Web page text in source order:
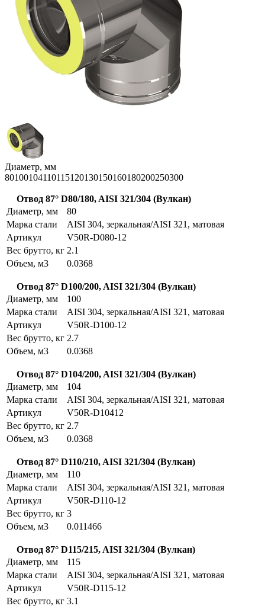
Диаметр, мм
80100104110115120130150160180200250300
Отвод 87° D80/180, AISI 321/304 (Вулкан)
Диаметр, мм
80
Марка стали
AISI 304, зеркальная/AISI 321, матовая
Артикул
V50R-D080-12
Вес брутто, кг 2.1
Объем, м3
0.0368
Отвод 87° D100/200, AISI 321/304 (Вулкан)
Диаметр, мм
100
Марка стали
AISI 304, зеркальная/AISI 321, матовая
Артикул
V50R-D100-12
Вес брутто, кг 2.7
Объем, м3
0.0368
Отвод 87° D104/200, AISI 321/304 (Вулкан)
Диаметр, мм
104
Марка стали
AISI 304, зеркальная/AISI 321, матовая
Артикул
V50R-D10412
Вес брутто, кг 2.7
Объем, м3
0.0368
Отвод 87° D110/210, AISI 321/304 (Вулкан)
Диаметр, мм
110
Марка стали
AISI 304, зеркальная/AISI 321, матовая
Артикул
V50R-D110-12
Вес брутто, кг 3
Объем, м3
0.011466
Отвод 87° D115/215, AISI 321/304 (Вулкан)
Диаметр, мм
115
Марка стали
AISI 304, зеркальная/AISI 321, матовая
Артикул
V50R-D115-12
Вес брутто, кг 3.1